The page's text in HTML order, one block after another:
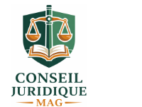
content